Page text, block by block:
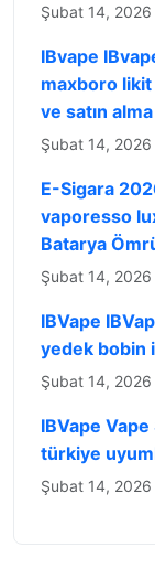
Şubat 14, 2026
IBvape
maxboro likit
ve satın
Şubat 14, 2026
E-Sigara
vaporesso
Batarya
Şubat 14, 2026
IBVape
yedek bobin
Şubat 14, 2026
IBVape
türkiye
Şubat 14, 2026